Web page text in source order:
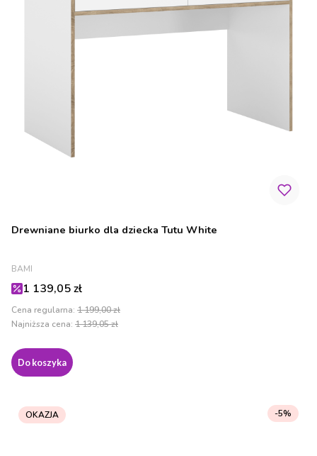
Drewniane biurko dla dziecka Tutu White
PRODUCENT
BAMI
Cena promocyjna
1 139,05 zł
Cena regularna: 1 199,00 zł
Najniższa cena: 1 139,05 zł
Do koszyka
OKAZJA -5%